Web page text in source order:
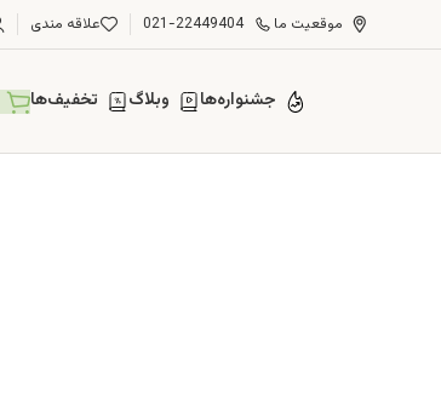
موقعیت ما 021-22449404 علاقه مندی
جشنواره‌ها وبلاگ تخفیف‌ها